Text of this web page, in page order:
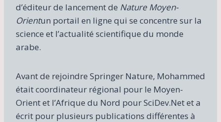
d’éditeur de lancement de Nature Moyen-
Orientun portail en ligne qui se concentre sur la
science et l’actualité scientifique du monde
arabe.
Avant de rejoindre Springer Nature, Mohammed
était coordinateur régional pour le Moyen-
Orient et l’Afrique du Nord pour SciDev.Net et a
écrit pour plusieurs publications différentes à